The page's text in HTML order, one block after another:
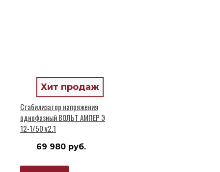
Хит продаж
Стабилизатор напряжения
однофазный ВОЛЬТ АМПЕР Э
12-1/50 v2.1
69 980 руб.